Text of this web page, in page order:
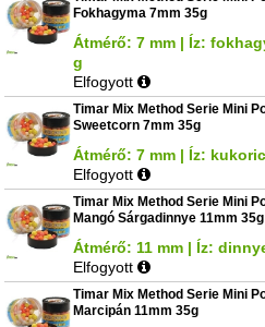
Fokhagyma 7mm 35g
Átmérő: 7 mm | Íz:
g
Elfogyott
Timar Mix Method Serie Mini
Sweetcorn 7mm 35g
Átmérő: 7 mm | Íz:
Elfogyott
Timar Mix Method Serie Mini
Mangó Sárgadinnye 11mm 35g
Átmérő: 11 mm | Íz:
Elfogyott
Timar Mix Method Serie Mini
Marcipán 11mm 35g